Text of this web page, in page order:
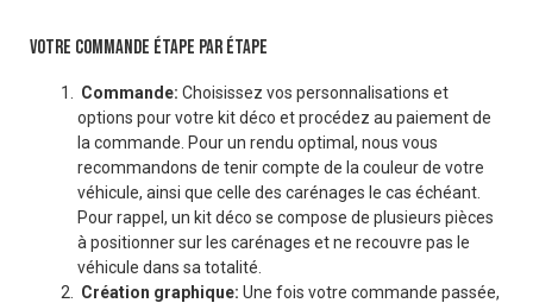
VOTRE COMMANDE ÉTAPE PAR ÉTAPE
Commande: Choisissez vos personnalisations et
options pour votre kit déco et procédez au paiement de
la commande. Pour un rendu optimal, nous vous
recommandons de tenir compte de la couleur de votre
véhicule, ainsi que celle des carénages le cas échéant.
Pour rappel, un kit déco se compose de plusieurs pièces
à positionner sur les carénages et ne recouvre pas le
véhicule dans sa totalité.
Création graphique: Une fois votre commande passée,